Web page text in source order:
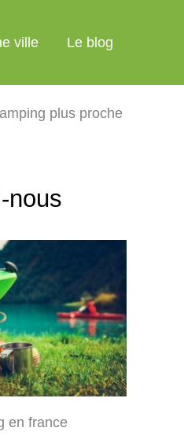
ville Le blog
plus proche
nous
en france